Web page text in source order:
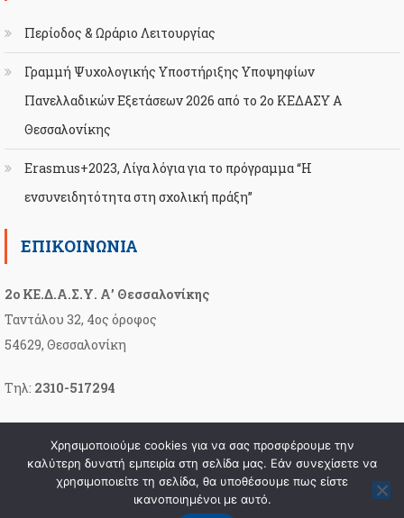
Περίοδος & Ωράριο Λειτουργίας
Γραμμή Ψυχολογικής Υποστήριξης Υποψηφίων
Πανελλαδικών Εξετάσεων 2026 από το 2ο ΚΕΔΑΣΥ Α
Θεσσαλονίκης
Erasmus+2023, Λίγα λόγια για το πρόγραμμα “Η
ενσυνειδητότητα στη σχολική πράξη”
ΕΠΙΚΟΙΝΩΝΊΑ
2ο ΚΕ.Δ.Α.Σ.Υ. Α’ Θεσσαλονίκης
Ταντάλου 32, 4ος όροφος
54629, Θεσσαλονίκη
Τηλ: 2310-517294
Χρησιμοποιούμε cookies για να σας προσφέρουμε την
καλύτερη δυνατή εμπειρία στη σελίδα μας. Εάν συνεχίσετε να
χρησιμοποιείτε τη σελίδα, θα υποθέσουμε πως είστε
ικανοποιημένοι με αυτό.